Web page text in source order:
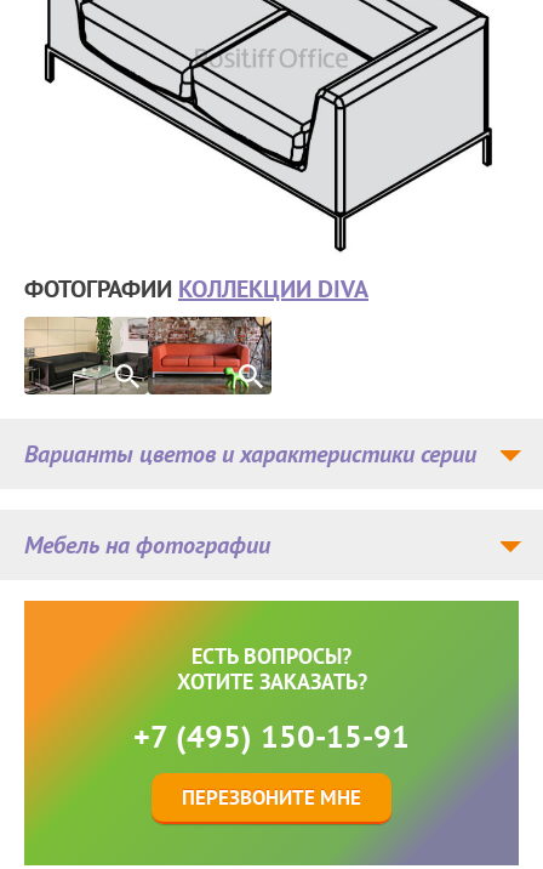
ФОТОГРАФИИ КОЛЛЕКЦИИ DIVA
Мебель на фотографии
Варианты цветов и характеристики серии
ЕСТЬ ВОПРОСЫ?
ХОТИТЕ ЗАКАЗАТЬ?
+7 (495) 150-15-91
ПЕРЕЗВОНИТЕ МНЕ